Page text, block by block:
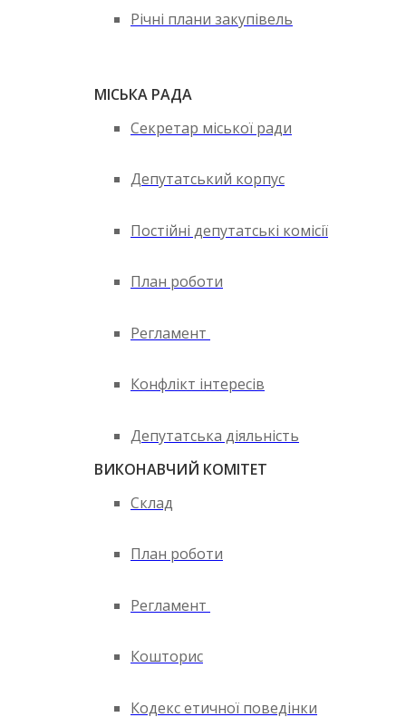
Річні плани закупівель
МІСЬКА РАДА
Секретар міської ради
Депутатський корпус
Постійні депутатські комісії
План роботи
Регламент
Конфлікт інтересів
Депутатська діяльність
ВИКОНАВЧИЙ КОМІТЕТ
Склад
План роботи
Регламент
Кошторис
Кодекс етичної поведінки